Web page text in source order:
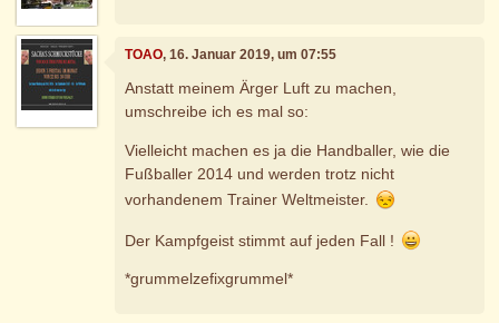
TOAO, 16. Januar 2019, um 07:55
Anstatt meinem Ärger Luft zu machen,
umschreibe ich es mal so:
Vielleicht machen es ja die Handballer, wie die
Fußballer 2014 und werden trotz nicht
vorhandenem Trainer Weltmeister.
Der Kampfgeist stimmt auf jeden Fall !
*grummelzefixgrummel*